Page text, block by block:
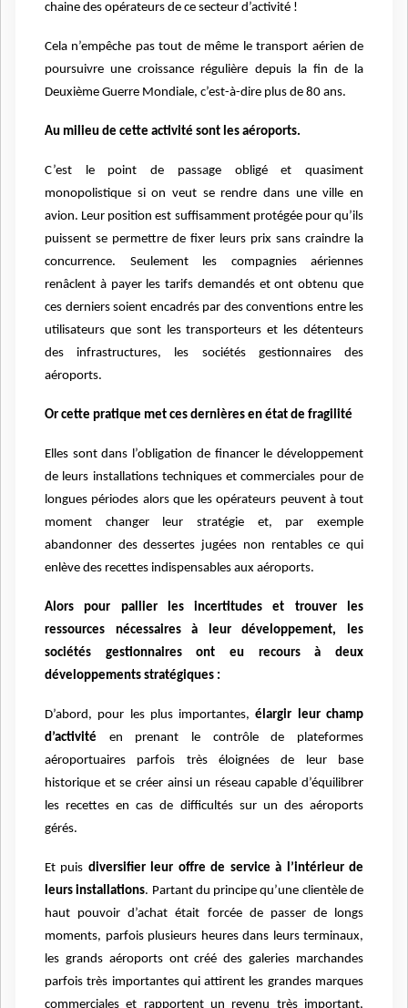
chaine des opérateurs de ce secteur d’activité !
Cela n’empêche pas tout de même le transport aérien de
poursuivre une croissance régulière depuis la fin de la
Deuxième Guerre Mondiale, c’est-à-dire plus de 80 ans.
Au milieu de cette activité sont les aéroports.
C’est le point de passage obligé et quasiment
monopolistique si on veut se rendre dans une ville en
avion. Leur position est suffisamment protégée pour qu’ils
puissent se permettre de fixer leurs prix sans craindre la
concurrence. Seulement les compagnies aériennes
renâclent à payer les tarifs demandés et ont obtenu que
ces derniers soient encadrés par des conventions entre les
utilisateurs que sont les transporteurs et les détenteurs
des infrastructures, les sociétés gestionnaires des
aéroports.
Or cette pratique met ces dernières en état de fragilité
Elles sont dans l’obligation de financer le développement
de leurs installations techniques et commerciales pour de
longues périodes alors que les opérateurs peuvent à tout
moment changer leur stratégie et, par exemple
abandonner des dessertes jugées non rentables ce qui
enlève des recettes indispensables aux aéroports.
Alors pour pallier les incertitudes et trouver les
ressources nécessaires à leur développement, les
sociétés gestionnaires ont eu recours à deux
développements stratégiques :
D’abord, pour les plus importantes,élargir leur champ
d’activité en prenant le contrôle de plateformes
aéroportuaires parfois très éloignées de leur base
historique et se créer ainsi un réseau capable d’équilibrer
les recettes en cas de difficultés sur un des aéroports
gérés.
Et puis diversifier leur offre de service à l’intérieur de
leurs installations. Partant du principe qu’une clientèle de
haut pouvoir d’achat était forcée de passer de longs
moments, parfois plusieurs heures dans leurs terminaux,
les grands aéroports ont créé des galeries marchandes
parfois très importantes qui attirent les grandes marques
commerciales et rapportent un revenu très important,